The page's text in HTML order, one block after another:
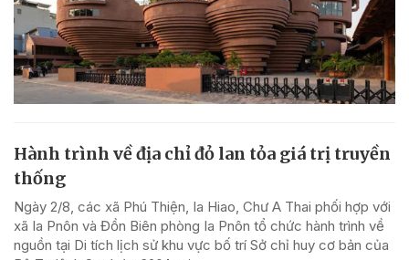
Hành trình về địa chỉ đỏ lan tỏa giá trị truyền
thống
Ngày 2/8, các xã Phú Thiện, Ia Hiao, Chư A Thai phối hợp với
xã Ia Pnôn và Đồn Biên phòng Ia Pnôn tổ chức hành trình về
nguồn tại Di tích lịch sử khu vực bố trí Sở chỉ huy cơ bản của